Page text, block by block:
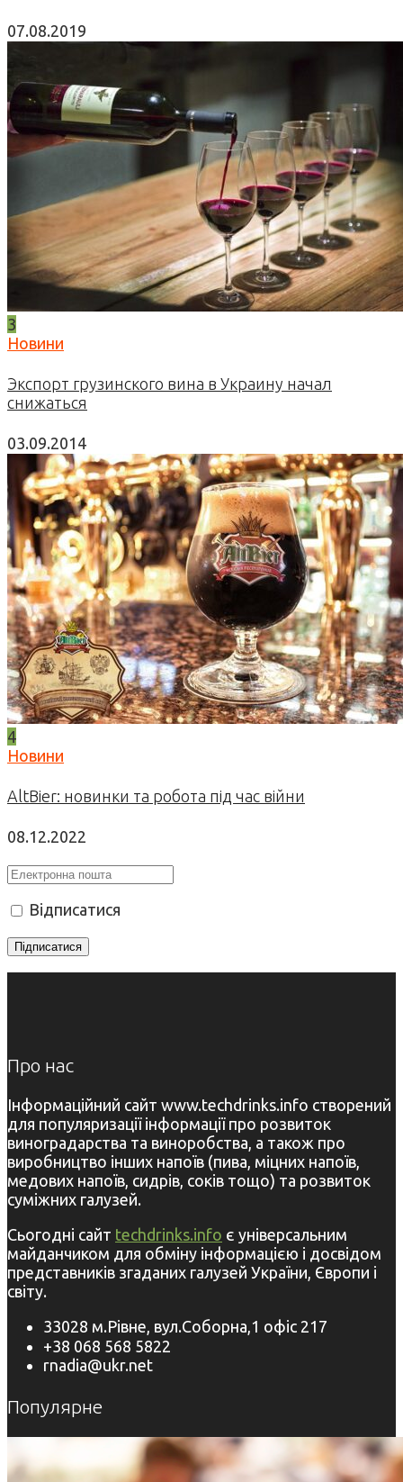
07.08.2019
3
Новини
Экспорт грузинского вина в Украину начал
снижаться
03.09.2014
4
Новини
AltBier: новинки та робота під час війни
08.12.2022
Відписатися
Про нас
Інформаційний сайт www.techdrinks.info створений
для популяризації інформації про розвиток
виноградарства та виноробства, а також про
виробництво інших напоїв (пива, міцних напоїв,
медових напоїв, сидрів, соків тощо) та розвиток
суміжних галузей.
Сьогодні сайт techdrinks.info є універсальним
майданчиком для обміну інформацією і досвідом
представників згаданих галузей України, Європи і
світу.
33028 м.Рівне, вул.Соборна,1 офіс 217
+38 068 568 5822
rnadia@ukr.net
Популярне